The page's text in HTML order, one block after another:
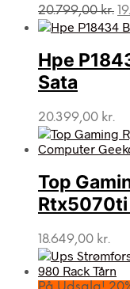
20.799,00kr.
Hpe
Sata
20.399,00 kr.
Top
Rtx5070ti
18.649,00 kr.